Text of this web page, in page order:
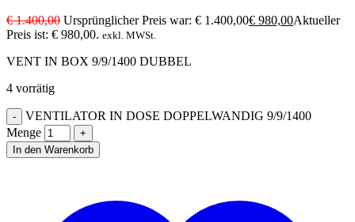
€1.400,00 Ursprünglicher Preis war: € 1.400,00€ 980,00Aktueller
Preis ist: € 980,00. exkl. MWSt.
VENT IN BOX 9/9/1400 DUBBEL
4 vorrätig
VENTILATOR IN DOSE DOPPELWANDIG 9/9/1400
Menge
In den Warenkorb